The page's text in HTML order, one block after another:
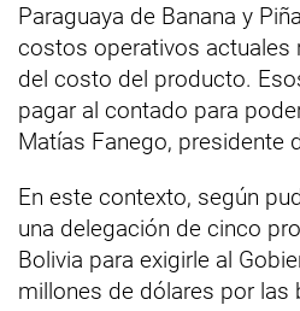
Paraguaya de Banana y
costos operativos actuales
del costo del producto.
pagar al contado para
Matías Fanego, presidente
En este contexto, según
una delegación de cinco
Bolivia para exigirle al
millones de dólares por las